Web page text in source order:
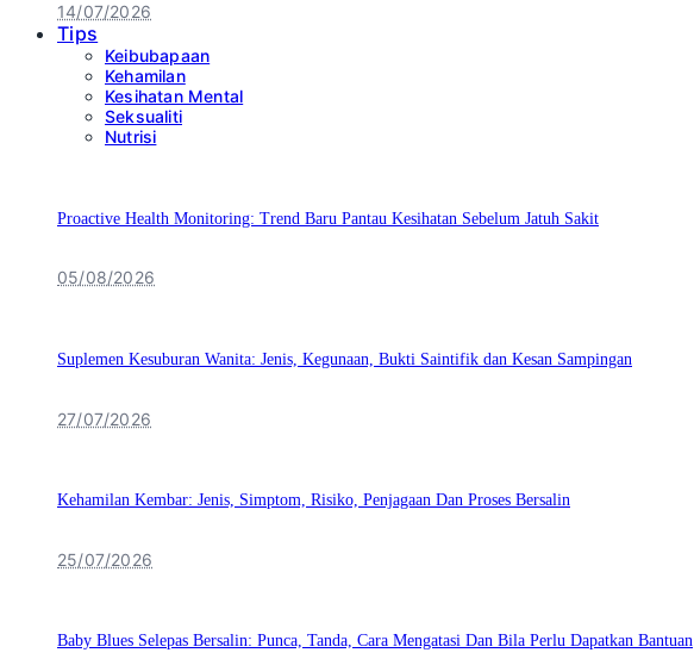
14/07/2026
Tips
Keibubapaan
Kehamilan
Kesihatan Mental
Seksualiti
Nutrisi
Proactive Health Monitoring: Trend Baru Pantau Kesihatan Sebelum Jatuh Sakit
05/08/2026
Suplemen Kesuburan Wanita: Jenis, Kegunaan, Bukti Saintifik dan Kesan Sampingan
27/07/2026
Kehamilan Kembar: Jenis, Simptom, Risiko, Penjagaan Dan Proses Bersalin
25/07/2026
Baby Blues Selepas Bersalin: Punca, Tanda, Cara Mengatasi Dan Bila Perlu Dapatkan Bantuan